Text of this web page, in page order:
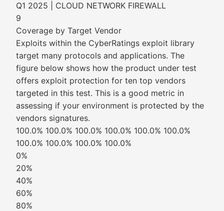
Q1 2025 | CLOUD NETWORK FIREWALL
9
Coverage by Target Vendor
Exploits within the CyberRatings exploit library
target many protocols and applications. The
figure below shows how the product under test
offers exploit protection for ten top vendors
targeted in this test. This is a good metric in
assessing if your environment is protected by the
vendors signatures.
100.0% 100.0% 100.0% 100.0% 100.0% 100.0%
100.0% 100.0% 100.0% 100.0%
0%
20%
40%
60%
80%